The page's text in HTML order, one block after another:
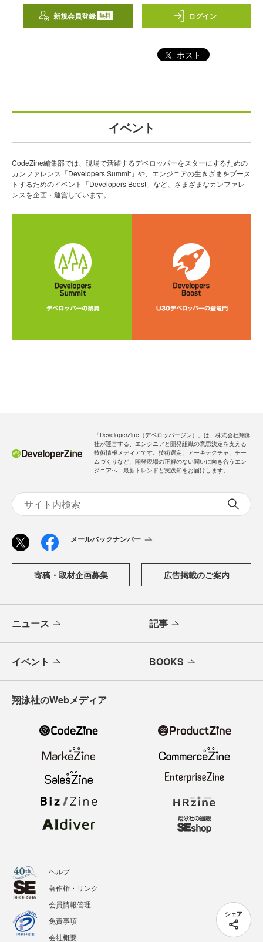
新規会員登録 無料 ログイン
ポスト
シェア
イベント
CodeZine編集部では、現場で活躍するデベロッパーをスターにするための
カンファレンス「Developers Summit」や、エンジニアの生きざまをブース
トするためのイベント「Developers Boost」など、さまざまなカンファレ
ンスを企画・運営しています。
「DeveloperZine（デベロッパージン）」は、株式会社翔泳
社が運営する、エンジニアと開発組織の意思決定を支える
技術情報メディアです。技術選定、アーキテクチャ、チー
ムづくりなど、開発現場の正解のない問いに向き合うエン
ジニアへ、最新トレンドと実践知をお届けします。
メールバックナンバー
寄稿・取材企画募集 広告掲載のご案内
ニュース 記事
イベント BOOKS
翔泳社のWebメディア
ヘルプ
著作権・リンク
会員情報管理
免責事項
会社概要